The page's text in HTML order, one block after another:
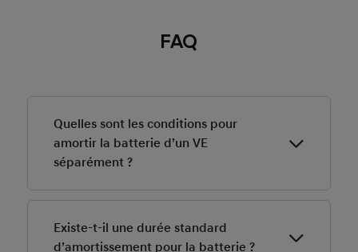
FAQ
Quelles sont les conditions pour
amortir la batterie d’un VE
séparément ?
batterie et du véhicule est indispensable pour
appliquer un amortissement séparé.
Existe-t-il une durée standard
d’amortissement pour la batterie ?